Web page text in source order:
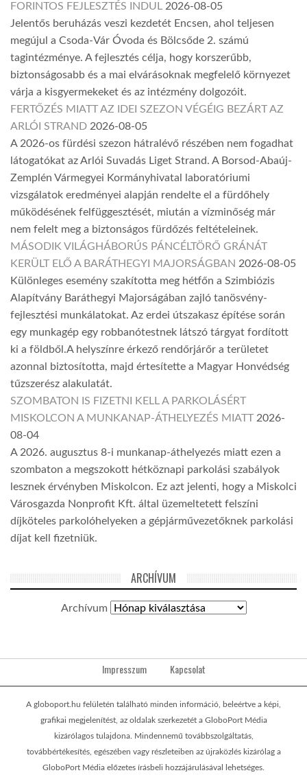
FORINTOS FEJLESZTÉS INDUL 2026-08-05
Jelentős beruházás veszi kezdetét Encsen, ahol teljesen
megújul a Csoda-Vár Óvoda és Bölcsőde 2. számú
tagintézménye. A fejlesztés célja, hogy korszerűbb,
biztonságosabb és a mai elvárásoknak megfelelő környezet
várja a kisgyermekeket és az intézmény dolgozóit.
FERTŐZÉS MIATT AZ IDEI SZEZON VÉGÉIG BEZÁRT AZ
ARLÓI STRAND 2026-08-05
A 2026-os fürdési szezon hátralévő részében nem fogadhat
látogatókat az Arlói Suvadás Liget Strand. A Borsod-Abaúj-
Zemplén Vármegyei Kormányhivatal laboratóriumi
vizsgálatok eredményei alapján rendelte el a fürdőhely
működésének felfüggesztését, miután a vízminőség már
nem felelt meg a biztonságos fürdőzés feltételeinek.
MÁSODIK VILÁGHÁBORÚS PÁNCÉLTÖRŐ GRÁNÁT
KERÜLT ELŐ A BARÁTHEGYI MAJORSÁGBAN 2026-08-05
Különleges esemény szakította meg hétfőn a Szimbiózis
Alapítvány Baráthegyi Majorságában zajló tanösvény-
fejlesztési munkálatokat. Az erdei útszakasz építése során
egy munkagép egy robbanótestnek látszó tárgyat fordított
ki a földből.A helyszínre érkező rendőrjárőr a területet
azonnal biztosította, majd értesítette a Magyar Honvédség
tűzszerész alakulatát.
SZOMBATON IS FIZETNI KELL A PARKOLÁSÉRT
MISKOLCON A MUNKANAP-ÁTHELYEZÉS MIATT 2026-
08-04
A 2026. augusztus 8-i munkanap-áthelyezés miatt ezen a
szombaton a megszokott hétköznapi parkolási szabályok
lesznek érvényben Miskolcon. Ez azt jelenti, hogy a Miskolci
Városgazda Nonprofit Kft. által üzemeltetett felszíni
díjköteles parkolóhelyeken a gépjárművezetőknek parkolási
díjat kell fizetniük.
ARCHÍVUM
Archívum
Impresszum Kapcsolat
A globoport.hu felületén található minden információ, beleértve a képi,
grafikai megjelenítést, az oldalak szerkezetét a GloboPort Média
kizárólagos tulajdona. Mindennemű továbbszolgáltatás,
továbbértékesítés, egészében vagy részleteiben az újraközlés kizárólag a
GloboPort Média előzetes írásbeli hozzájárulásával lehetséges.